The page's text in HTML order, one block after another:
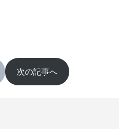
次の記事へ